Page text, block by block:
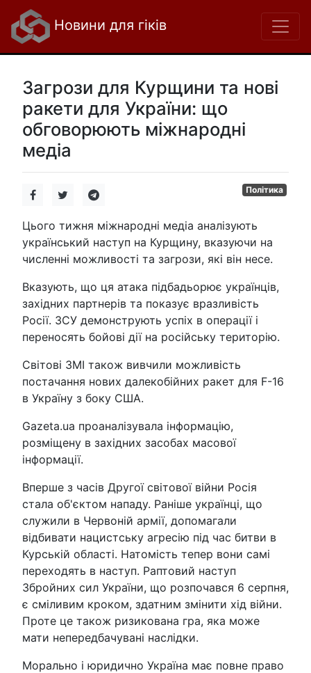
Новини для гіків
Загрози для Курщини та нові
ракети для України: що
обговорюють міжнародні
медіа
Політика
Цього тижня міжнародні медіа аналізують
український наступ на Курщину, вказуючи на
численні можливості та загрози, які він несе.
Вказують, що ця атака підбадьорює українців,
західних партнерів та показує вразливість
Росії. ЗСУ демонструють успіх в операції і
переносять бойові дії на російську територію.
Світові ЗМІ також вивчили можливість
постачання нових далекобійних ракет для F-16
в Україну з боку США.
Gazeta.ua проаналізувала інформацію,
розміщену в західних засобах масової
інформації.
Вперше з часів Другої світової війни Росія
стала об'єктом нападу. Раніше українці, що
служили в Червоній армії, допомагали
відбивати нацистську агресію під час битви в
Курській області. Натомість тепер вони самі
переходять в наступ. Раптовий наступ
Збройних сил України, що розпочався 6 серпня,
є сміливим кроком, здатним змінити хід війни.
Проте це також ризикована гра, яка може
мати непередбачувані наслідки.
Морально і юридично Україна має повне право